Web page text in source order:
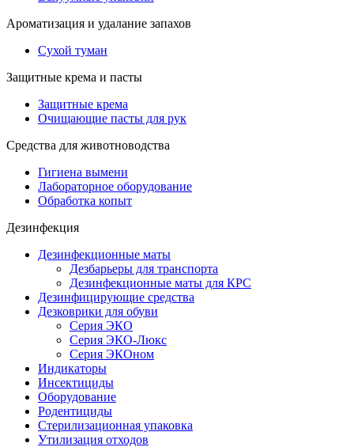
Ароматизация и удалание запахов
Сухой туман
Защитные крема и пасты
Защитные крема
Очищающие пасты для рук
Средства для животноводства
Гигиена вымени
Лабораторное оборудование
Обработка копыт
Дезинфекция
Дезинфекционные маты
Дезбарьеры для транспорта
Дезинфекционные маты для КРС
Дезинфицирующие средства
Дезковрики для обуви
Серия ЭКО
Серия ЭКО-Люкс
Серия ЭКОном
Индикаторы
Инсектициды
Оборудование
Родентициды
Стерилизационная упаковка
Утилизация отходов